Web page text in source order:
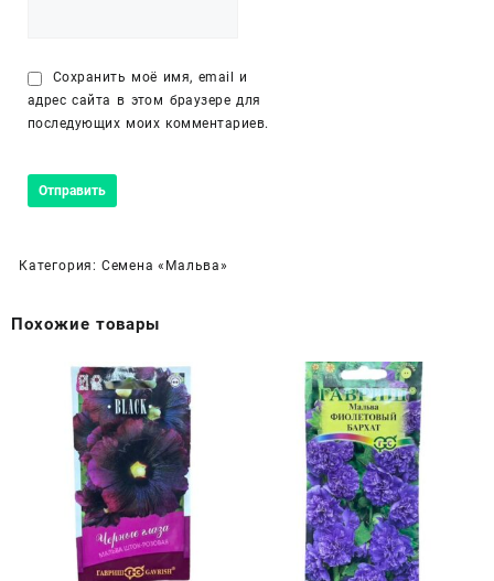
Сохранить моё имя, email и
адрес сайта в этом браузере для
последующих моих комментариев.
Категория: Семена «Мальва»
Похожие товары